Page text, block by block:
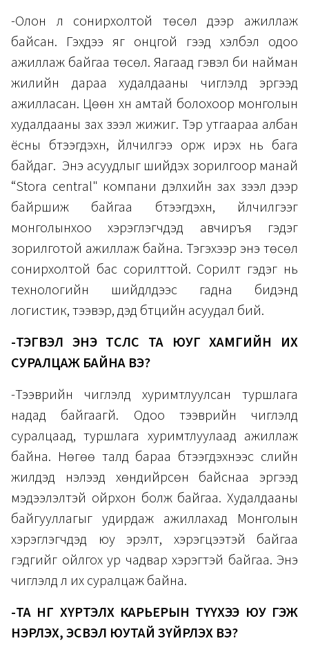
-Олон л сонирхолтой төсөл дээр ажиллаж
байсан. Гэхдээ яг онцгой гээд хэлбэл одоо
ажиллаж байгаа төсөл. Яагаад гэвэл би найман
жилийн дараа худалдааны чиглэлд эргээд
ажилласан. Цөөн хүн амтай болохоор монголын
худалдааны зах зээл жижиг. Тэр утгаараа албан
ёсны бүтээгдэхүүн, үйлчилгээ орж ирэх нь бага
байдаг. Энэ асуудлыг шийдэх зорилгоор манай
“Stora central" компани дэлхийн зах зээл дээр
байршиж байгаа бүтээгдэхүүн, үйлчилгээг
монголынхоо хэрэглэгчдэд авчиръя гэдэг
зорилготой ажиллаж байна. Тэгэхээр энэ төсөл
сонирхолтой бас сорилттой. Сорилт гэдэг нь
технологийн шийдлүүдээс гадна бидэнд
логистик, тээвэр, дэд бүтцийн асуудал бий.
-ТЭГВЭЛ ЭНЭ ТӨСЛӨӨС ТА ЮУГ ХАМГИЙН ИХ
СУРАЛЦАЖ БАЙНА ВЭ?
-Тээврийн чиглэлд хуримтлуулсан туршлага
надад байгаагүй. Одоо тээврийн чиглэлд
суралцаад, туршлага хуримтлуулаад ажиллаж
байна. Нөгөө талд бараа бүтээгдэхүүнээс сүүлийн
жилүүдэд нэлээд хөндийрсөн байснаа эргээд
мэдээлэлтэй ойрхон болж байгаа. Худалдааны
байгууллагыг удирдаж ажиллахад Монголын
хэрэглэгчдэд юу эрэлт, хэрэгцээтэй байгаа
гэдгийг ойлгох ур чадвар хэрэгтэй байгаа. Энэ
чиглэлд л их суралцаж байна.
-ТА ӨНӨӨГ ХҮРТЭЛХ КАРЬЕРЫН ТҮҮХЭЭ ЮУ ГЭЖ
НЭРЛЭХ, ЭСВЭЛ ЮУТАЙ ЗҮЙРЛЭХ ВЭ?